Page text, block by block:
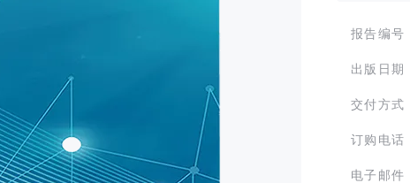
报告编号
出版日期
交付方式
订购电话
电子邮件